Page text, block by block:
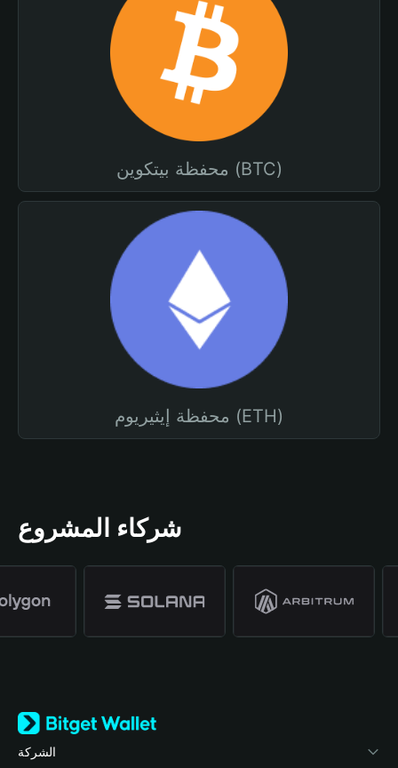
محفظة بيتكوين (BTC)
محفظة إيثيريوم (ETH)
شركاء المشروع
الشركة